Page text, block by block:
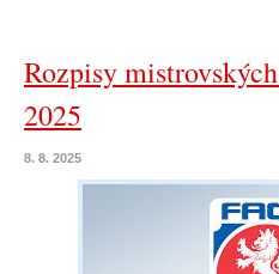
Rozpisy
2025
8. 8. 2025